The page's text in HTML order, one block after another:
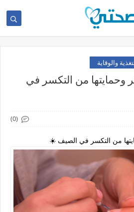
والوقاية
وحمايتها من التكسر في
(0)
من التكسر في الصيف ☀️